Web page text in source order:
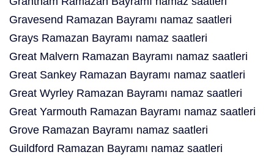
Gravesend Ramazan Bayramı namaz saatleri
Grays Ramazan Bayramı namaz saatleri
Great Malvern Ramazan Bayramı namaz saatleri
Great Sankey Ramazan Bayramı namaz saatleri
Great Wyrley Ramazan Bayramı namaz saatleri
Great Yarmouth Ramazan Bayramı namaz saatleri
Grove Ramazan Bayramı namaz saatleri
Guildford Ramazan Bayramı namaz saatleri